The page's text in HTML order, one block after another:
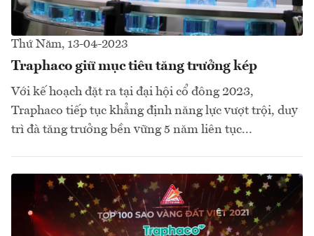
Thứ Năm, 13-04-2023
Traphaco giữ mục tiêu tăng trưởng kép
Với kế hoạch đặt ra tại đại hội cổ đông 2023,
Traphaco tiếp tục khẳng định năng lực vượt trội, duy
trì đà tăng trưởng bền vững 5 năm liên tục...